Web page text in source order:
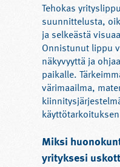
Tehokas
suunnittelusta,
ja selkeästä
Onnistunut lippu
näkyvyyttä ja
paikalle.
värimaailma,
Miksi
yrityksesi